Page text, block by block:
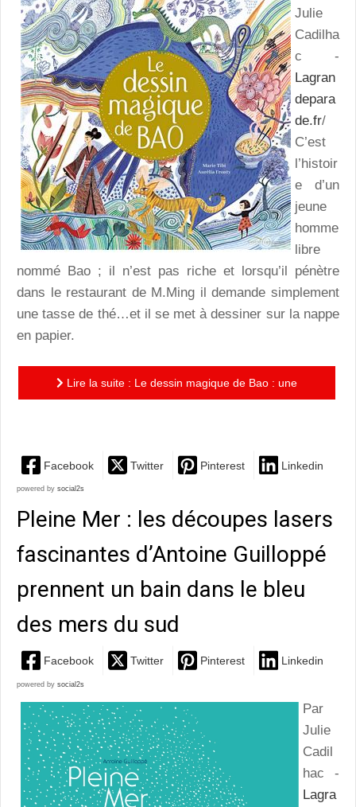
Julie
Cadilha
c -
Lagran
depara
de.fr/
C’est
l’histoir
e d’un
jeune
homme
libre
nommé Bao ; il n’est pas riche et lorsqu’il pénètre
dans le restaurant de M.Ming il demande simplement
une tasse de thé…et il se met à dessiner sur la nappe
en papier.
Lire la suite : Le dessin magique de Bao : une
Facebook Twitter Pinterest Linkedin
powered by social2s
Pleine Mer : les découpes lasers
fascinantes d’Antoine Guilloppé
prennent un bain dans le bleu
des mers du sud
Facebook Twitter Pinterest Linkedin
powered by social2s
Par
Julie
Cadil
hac -
Lagra